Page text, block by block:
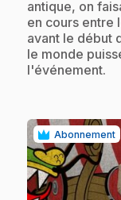
antique, on
en cours entre
avant le début
le monde
l'événement.
Abonnement